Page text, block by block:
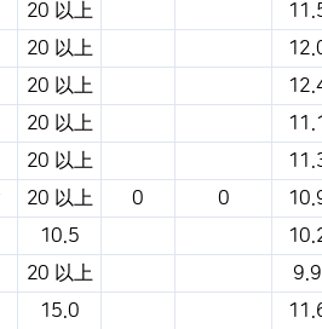
20 以上
20 以上
20 以上
20 以上
20 以上
20 以上 0 0
10.5
20 以上
9.9
15.0